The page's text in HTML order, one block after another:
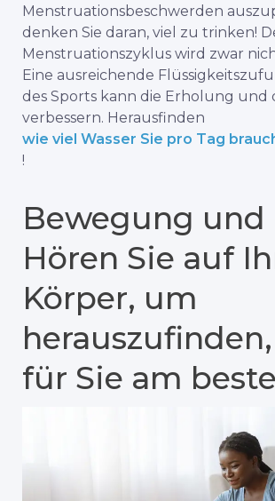
Menstruationsbeschwerden
denken Sie daran, viel zu trinken!
Menstruationszyklus wird zwar
Eine ausreichende
des Sports kann die Erholung und
verbessern. Herausfinden
wie viel Wasser Sie pro Tag
!
Bewegung und
Hören Sie auf
Körper, um
für Sie am